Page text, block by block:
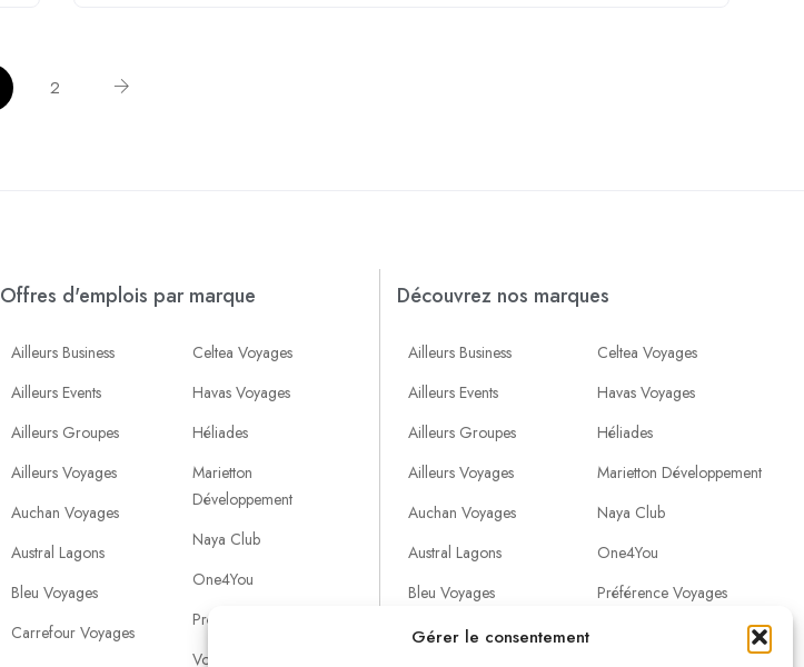
Gérer le consentement
2
Offres d'emplois par marque
Ailleurs Business
Ailleurs Events
Ailleurs Groupes
Ailleurs Voyages
Auchan Voyages
Austral Lagons
Bleu Voyages
Carrefour Voyages
Celtea Voyages
Havas Voyages
Héliades
Marietton
Développement
Naya Club
One4You
Préférence Voyages
Voyamar
Découvrez nos marques
Ailleurs Business
Ailleurs Events
Ailleurs Groupes
Ailleurs Voyages
Auchan Voyages
Austral Lagons
Bleu Voyages
Bleu Business
Celtea Voyages
Havas Voyages
Héliades
Marietton Développement
Naya Club
One4You
Préférence Voyages